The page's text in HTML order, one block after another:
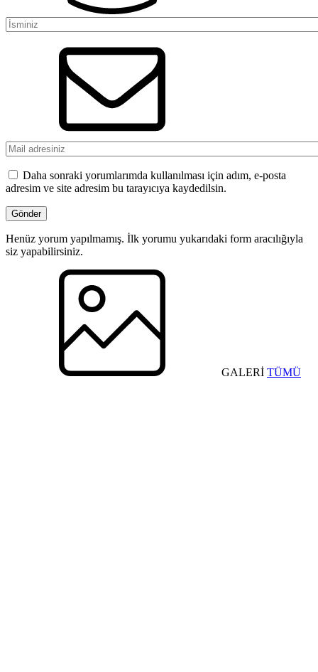
Daha sonraki yorumlarımda kullanılması için adım, e-posta
adresim ve site adresim bu tarayıcıya kaydedilsin.
Henüz yorum yapılmamış. İlk yorumu yukarıdaki form aracılığıyla
siz yapabilirsiniz.
GALERİ TÜMÜ